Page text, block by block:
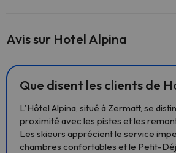
Avis sur Hotel Alpina
Que disent les clients de
L'Hôtel Alpina, situé à Zermatt, se
proximité avec les pistes et les
Les skieurs apprécient le service
chambres confortables et le Petit-